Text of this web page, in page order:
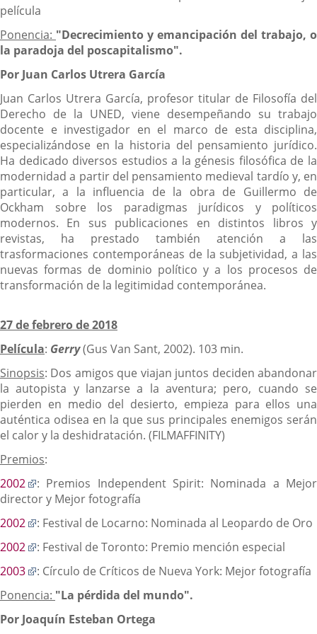
externa.
a
aplicación
externa.
película
Ponencia: "Decrecimiento y emancipación del trabajo, o
la paradoja del poscapitalismo".
Por Juan Carlos Utrera García
Juan Carlos Utrera García, profesor titular de Filosofía del
Derecho de la UNED, viene desempeñando su trabajo
docente e investigador en el marco de esta disciplina,
especializándose en la historia del pensamiento jurídico.
Ha dedicado diversos estudios a la génesis filosófica de la
modernidad a partir del pensamiento medieval tardío y, en
particular, a la influencia de la obra de Guillermo de
Ockham sobre los paradigmas jurídicos y políticos
modernos. En sus publicaciones en distintos libros y
revistas, ha prestado también atención a las
trasformaciones contemporáneas de la subjetividad, a las
nuevas formas de dominio político y a los procesos de
transformación de la legitimidad contemporánea.
27 de febrero de 2018
Película: Gerry(Gus Van Sant, 2002). 103 min.
Sinopsis: Dos amigos que viajan juntos deciden abandonar
la autopista y lanzarse a la aventura; pero, cuando se
pierden en medio del desierto, empieza para ellos una
auténtica odisea en la que sus principales enemigos serán
el calor y la deshidratación. (FILMAFFINITY)
Premios:
2002
Enlace
a
aplicación
externa.
: Premios Independent Spirit: Nominada a Mejor
director y Mejor fotografía
2002
Enlace
una
aplicación
: Festival de Locarno: Nominada al Leopardo de Oro
2002
Enlace
una
aplicación
: Festival de Toronto: Premio mención especial
2003
Enlace
una
aplicación
: Círculo de Críticos de Nueva York: Mejor fotografía
Ponencia: "La pérdida del mundo".
Por Joaquín Esteban Ortega